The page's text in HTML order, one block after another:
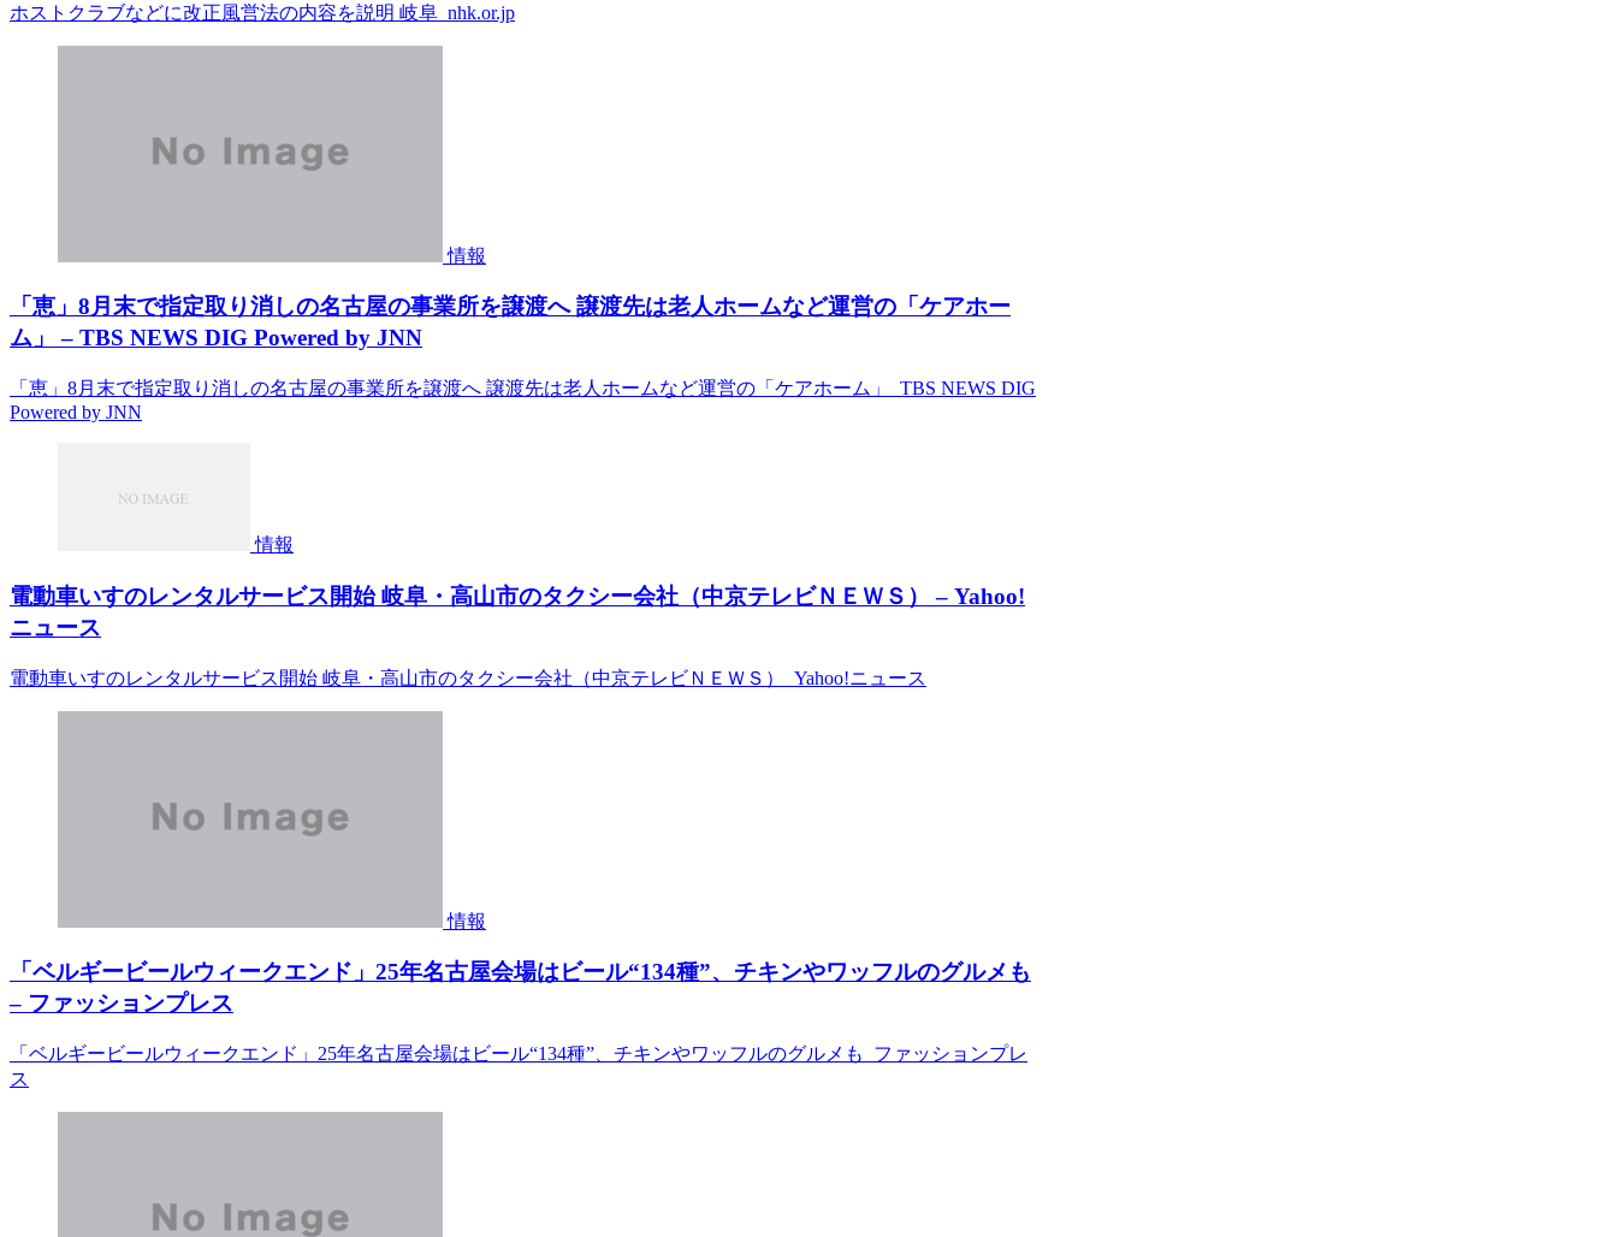
ホストクラブなどに改正風営法の内容を説明 岐阜 nhk.or.jp
情報
「恵」8月末で指定取り消しの名古屋の事業所を譲渡へ 譲渡先は老人ホームなど運営の「ケアホー
ム」 – TBS NEWS DIG Powered by JNN
「恵」8月末で指定取り消しの名古屋の事業所を譲渡へ 譲渡先は老人ホームなど運営の「ケアホーム」 TBS NEWS DIG
Powered by JNN
情報
電動車いすのレンタルサービス開始 岐阜・高山市のタクシー会社（中京テレビＮＥＷＳ） – Yahoo!
ニュース
電動車いすのレンタルサービス開始 岐阜・高山市のタクシー会社（中京テレビＮＥＷＳ） Yahoo!ニュース
情報
「ベルギービールウィークエンド」25年名古屋会場はビール“134種”、チキンやワッフルのグルメも
– ファッションプレス
「ベルギービールウィークエンド」25年名古屋会場はビール“134種”、チキンやワッフルのグルメも ファッションプレ
ス